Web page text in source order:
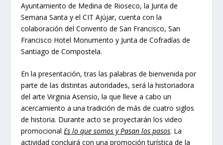
Ayuntamiento de Medina de Rioseco, la Junta de
Semana Santa y el CIT Ajújar, cuenta con la
colaboración del Convento de San Francisco, San
Francisco Hotel Monumento y Junta de Cofradías de
Santiago de Compostela.
En la presentación, tras las palabras de bienvenida por
parte de las distintas autoridades, será la historiadora
del arte Virginia Asensio, la que lleve a cabo un
acercamiento a una tradición de más de cuatro siglos
de historia. Durante acto se proyectarán los video
promocionalEs lo que somos y Pasan los pasos. La
actividad concluirá con una promoción turística de la